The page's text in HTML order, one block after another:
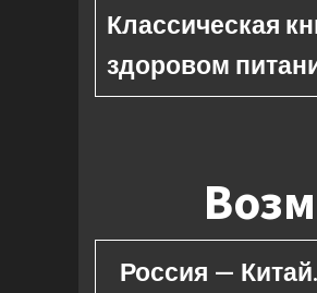
Классическая
здоровом
Россия — Китай.